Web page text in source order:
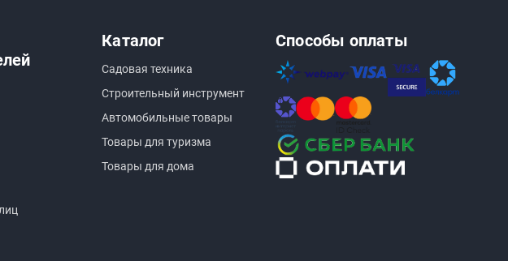
Каталог
Садовая техника
Строительный инструмент
Автомобильные товары
Товары для туризма
Товары для дома
Способы оплаты